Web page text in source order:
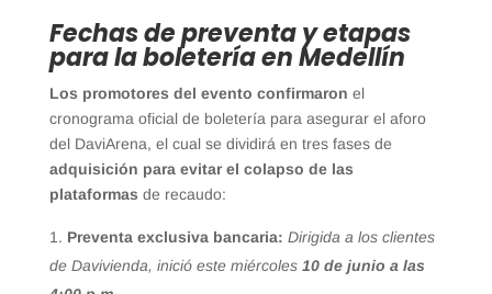
Fechas de preventa y etapas
para la boletería en Medellín
Los promotores del evento confirmaron el
cronograma oficial de boletería para asegurar el aforo
del DaviArena, el cual se dividirá en tres fases de
adquisición para evitar el colapso de las
plataformas de recaudo:
Preventa exclusiva bancaria: Dirigida a los clientes
de Davivienda, inició este miércoles 10 de junio a las